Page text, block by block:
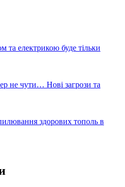
та електрикою буде тільки
не чути… Нові загрози та
здорових тополь в